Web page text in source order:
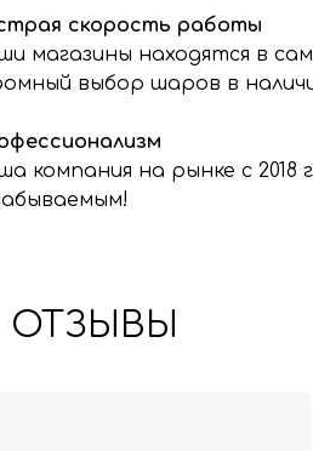
скорость работы
магазины находятся в
выбор шаров в
компания на рынке с
ОТЗЫВЫ